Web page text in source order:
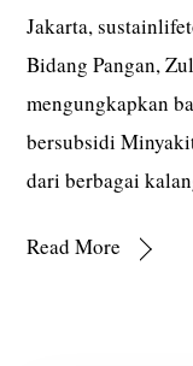
Jakarta,
Bidang Pangan,
mengungkapkan
bersubsidi
dari berbagai
Read More